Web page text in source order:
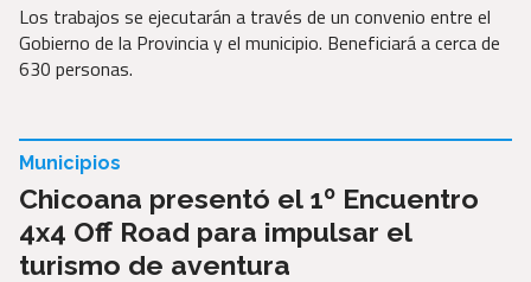
Los trabajos se ejecutarán a través de un convenio entre el
Gobierno de la Provincia y el municipio. Beneficiará a cerca de
630 personas.
Chicoana presentó el 1º Encuentro
4x4 Off Road para impulsar el
turismo de aventura
Municipios